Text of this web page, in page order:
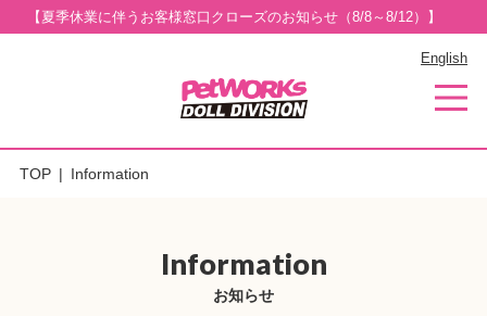
【夏季休業に伴うお客様窓口クローズのお知らせ（8/8～8/12）】
English
TOP Information
Information
お知らせ